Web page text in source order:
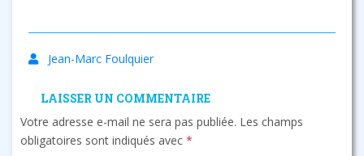
Jean-Marc Foulquier
LAISSER UN COMMENTAIRE
Votre adresse e-mail ne sera pas publiée. Les champs
obligatoires sont indiqués avec *